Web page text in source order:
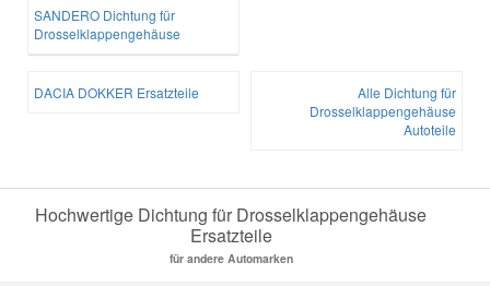
SANDERO Dichtung für
Drosselklappengehäuse
DACIA DOKKER Ersatzteile
Alle Dichtung für
Drosselklappengehäuse
Autoteile
Hochwertige Dichtung für Drosselklappengehäuse
Ersatzteile
für andere Automarken